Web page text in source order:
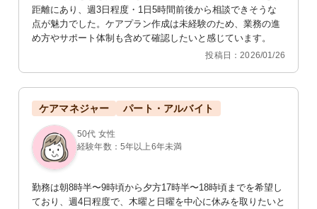
距離にあり、週3日程度・1日5時間前後から相談できそうな
点が魅力でした。ケアプラン作成は未経験のため、業務の進
め方やサポート体制も含めて確認したいと感じています。
投稿日：2026/01/26
ケアマネジャー パート・アルバイト
50代 女性
経験年数：5年以上6年未満
勤務は朝8時半〜9時頃から夕方17時半〜18時頃までを希望し
ており、週4日程度で、木曜と日曜を中心に休みを取りたいと